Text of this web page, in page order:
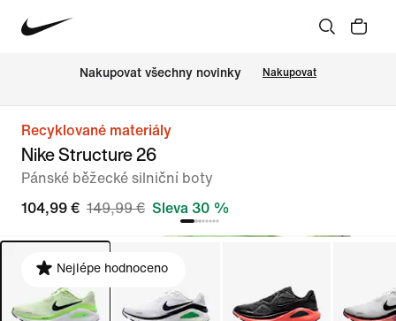
Nakupovat všechny novinky Nakupovat
Recyklované materiály
Nike Structure 26
Pánské běžecké silniční boty
104,99 € 149,99 € Sleva 30 %
Nejlépe hodnoceno